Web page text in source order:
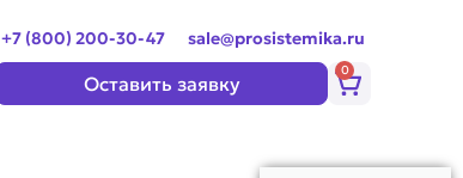
+7 (800) 200-30-47 sale@prosistemika.ru
Оставить заявку
0
Корзина